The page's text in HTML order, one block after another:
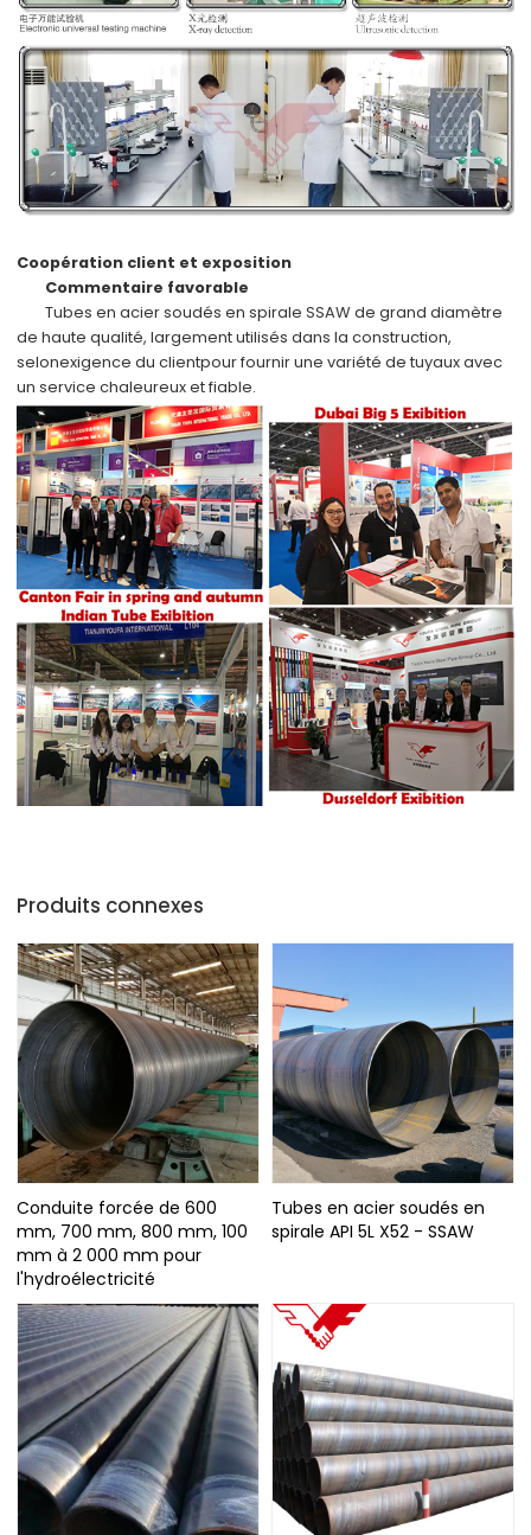
Coopération client et exposition
Commentaire favorable
Tubes en acier soudés en spirale SSAW de grand diamètre
de haute qualité, largement utilisés dans la construction,
selonexigence du clientpour fournir une variété de tuyaux avec
un service chaleureux et fiable.
Produits connexes
Conduite forcée de 600
mm, 700 mm, 800 mm, 100
mm à 2 000 mm pour
l'hydroélectricité
Tubes en acier soudés en
spirale API 5L X52 - SSAW